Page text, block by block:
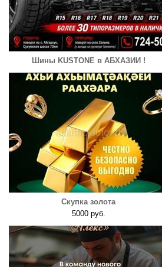
Шины KUSTONE в АБХАЗИИ !
Скупка золота
5000 руб.